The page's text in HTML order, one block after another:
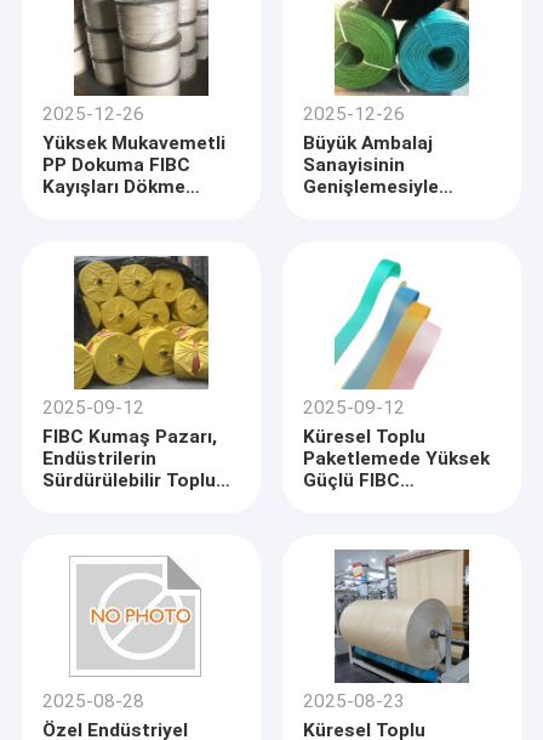
Ana sayfa
Ürünler
Hakkımızda
2025-12-26
Yüksek Mukavemetli
PP Dokuma FIBC
Kayışları Dökme
Güvenlik
Standartlarını
İyileştirir
2025-12-26
Büyük Ambalaj
Sanayisinin
Genişlemesiyle
Artmaya Devam
2025-09-12
FIBC Kumaş Pazarı,
Endüstrilerin
Sürdürülebilir Toplu
2025-09-12
Küresel Toplu
Paketlemede Yüksek
Güçlü FIBC
2025-08-28
Özel Endüstriyel
2025-08-23
Küresel Toplu
Şirket Tanıtımı:
Firmamız, fibc jumbo çuval, fibc çuval aksesuarları, pp dokuma
kumaş, pe branda kumaşı, pp dokuma jeotekstil, suni çim ipliği,
suni çim ve çim üretimi, tasarımı, geliştirilmesi ve üretimi